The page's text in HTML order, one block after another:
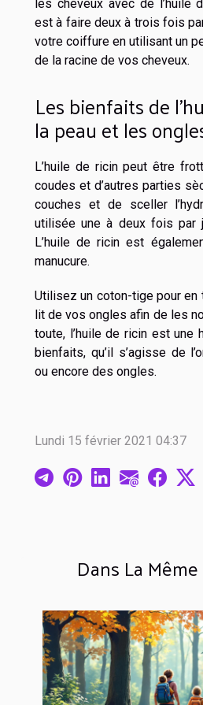
Dans La
les cheveux avec de l’huile
est à faire deux à trois fois
votre coiffure en utilisant un
de la racine de vos cheveux.
Les bienfaits de
la peau et les
L’huile de ricin peut être
coudes et d’autres parties
couches et de sceller
utilisée une à deux fois par
L’huile de ricin est
manucure.
Utilisez un coton-tige pour en
lit de vos ongles afin de les
toute, l’huile de ricin est une
bienfaits, qu’il s’agisse de
ou encore des ongles.
Lundi 15 février 2021 04:37